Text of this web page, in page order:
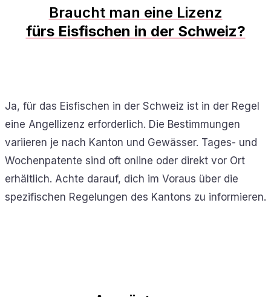
Braucht man eine Lizenz
fürs Eisfischen in der Schweiz?
Ja, für das Eisfischen in der Schweiz ist in der Regel
eine Angellizenz erforderlich. Die Bestimmungen
variieren je nach Kanton und Gewässer. Tages- und
Wochenpatente sind oft online oder direkt vor Ort
erhältlich. Achte darauf, dich im Voraus über die
spezifischen Regelungen des Kantons zu informieren.